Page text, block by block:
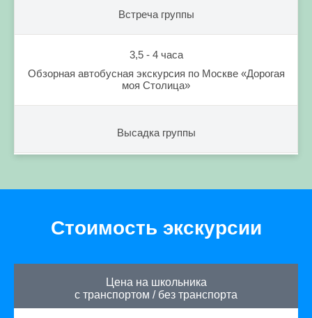
Встреча группы
3,5 - 4 часа
Обзорная автобусная экскурсия по Москве «Дорогая
моя Столица»
Высадка группы
Стоимость экскурсии
Цена на школьника
с транспортом / без транспорта